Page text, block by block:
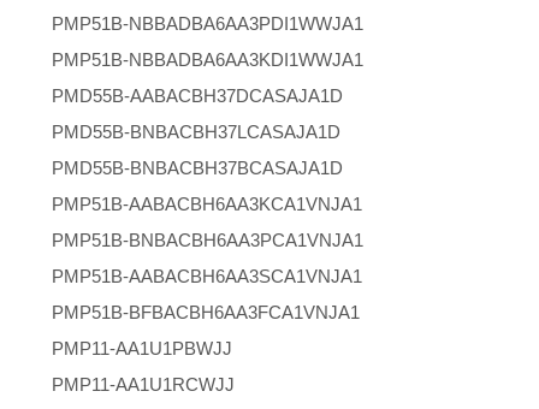
PMP51B-NBBADBA6AA3PDI1WWJA1
PMP51B-NBBADBA6AA3KDI1WWJA1
PMD55B-AABACBH37DCASAJA1D
PMD55B-BNBACBH37LCASAJA1D
PMD55B-BNBACBH37BCASAJA1D
PMP51B-AABACBH6AA3KCA1VNJA1
PMP51B-BNBACBH6AA3PCA1VNJA1
PMP51B-AABACBH6AA3SCA1VNJA1
PMP51B-BFBACBH6AA3FCA1VNJA1
PMP11-AA1U1PBWJJ
PMP11-AA1U1RCWJJ